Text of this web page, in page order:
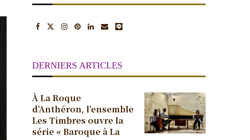
DERNIERS ARTICLES
À La Roque
d’Anthéron, l’ensemble
Les Timbres ouvre la
série « Baroque à La